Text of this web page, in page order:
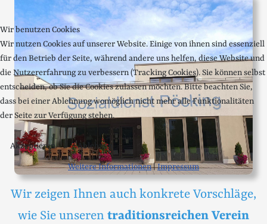
Wir zeigen Ihnen auch konkrete Vorschläge,
wie Sie unseren traditionsreichen Verein
Wir benutzen Cookies
Wir nutzen Cookies auf unserer Website. Einige von ihnen sind essenziell
für den Betrieb der Seite, während andere uns helfen, diese Website und
die Nutzererfahrung zu verbessern (Tracking Cookies). Sie können selbst
entscheiden, ob Sie die Cookies zulassen möchten. Bitte beachten Sie,
dass bei einer Ablehnung womöglich nicht mehr alle Funktionalitäten
der Seite zur Verfügung stehen.
Akzeptieren Ablehnen
Weitere Informationen|Impressum